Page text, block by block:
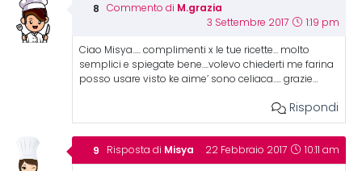
Commento di M.grazia
3 Settembre 2017 1:19 pm
Ciao Misya….. complimenti x le tue ricette… molto
semplici e spiegate bene….volevo chiederti me farina
posso usare visto ke aime’ sono celiaca….. grazie…
Rispondi
Risposta di Misya 22 Febbraio 2017 10:11 am